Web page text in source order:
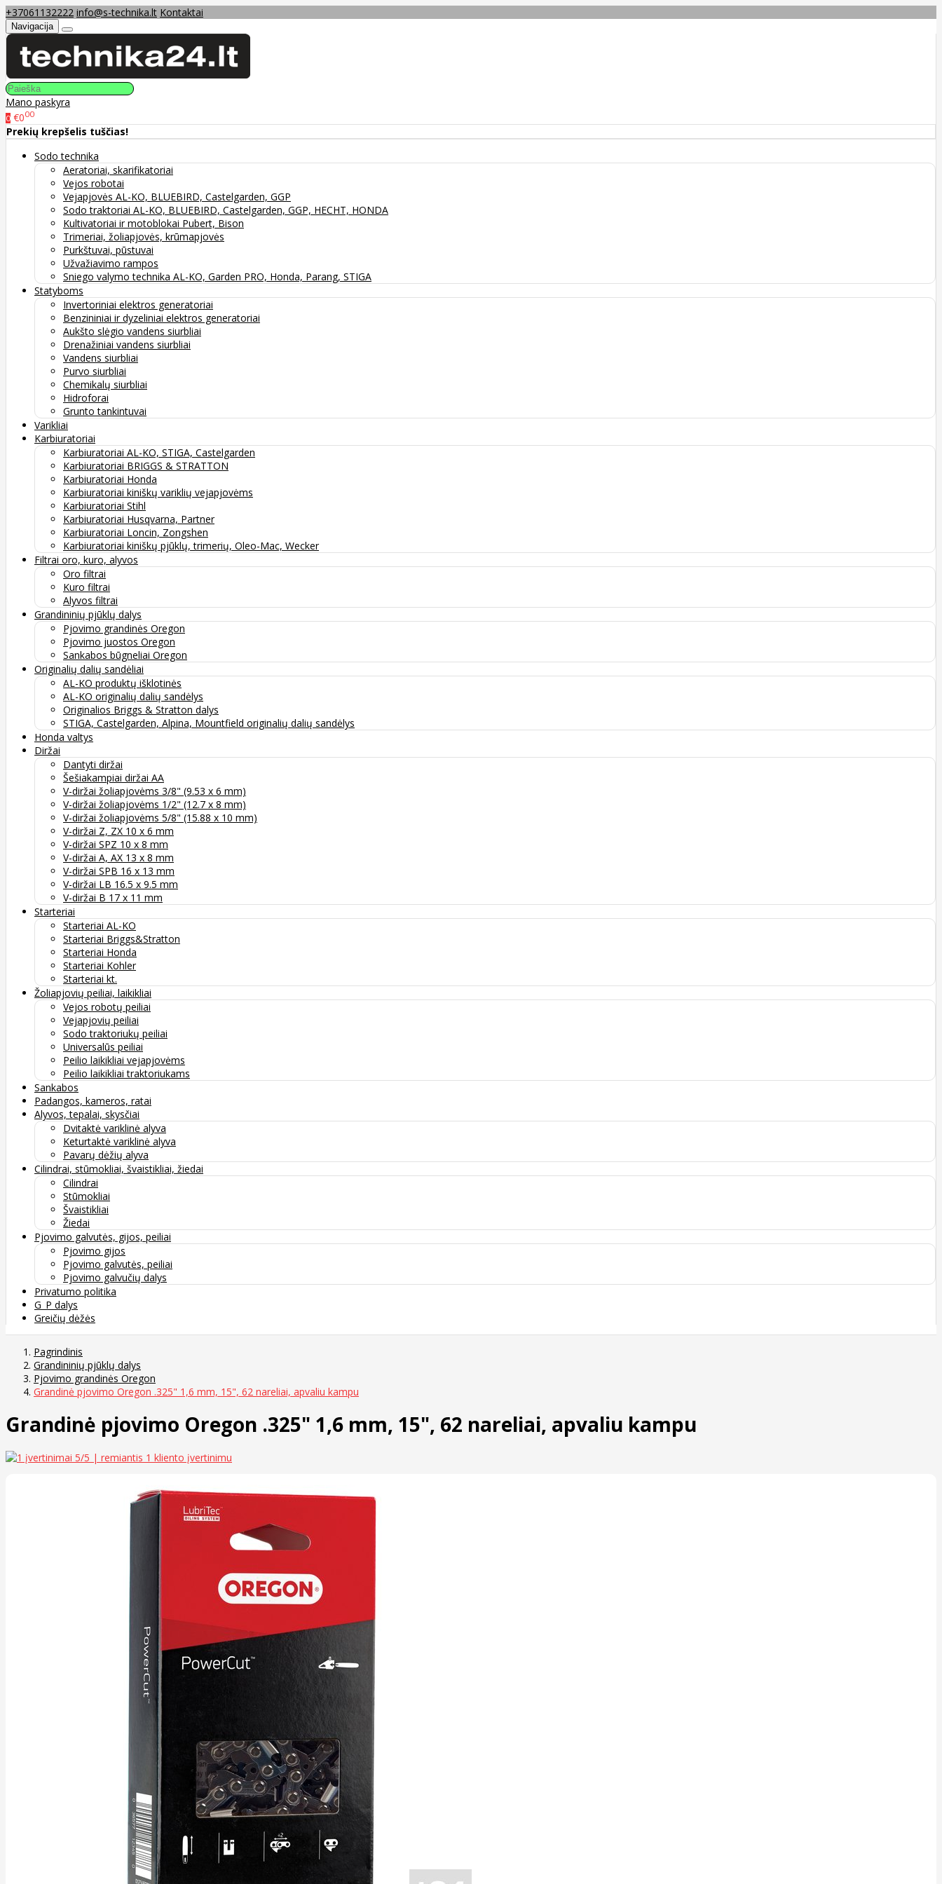
+37061132222 info@s-technika.lt Kontaktai
Navigacija
Mano paskyra
0 €000
Prekių krepšelis tuščias!
Sodo technika
Aeratoriai, skarifikatoriai
Vejos robotai
Vejapjovės AL-KO, BLUEBIRD, Castelgarden, GGP
Sodo traktoriai AL-KO, BLUEBIRD, Castelgarden, GGP, HECHT, HONDA
Kultivatoriai ir motoblokai Pubert, Bison
Trimeriai, žoliapjovės, krūmapjovės
Purkštuvai, pūstuvai
Užvažiavimo rampos
Sniego valymo technika AL-KO, Garden PRO, Honda, Parang, STIGA
Statyboms
Invertoriniai elektros generatoriai
Benzininiai ir dyzeliniai elektros generatoriai
Aukšto slėgio vandens siurbliai
Drenažiniai vandens siurbliai
Vandens siurbliai
Purvo siurbliai
Chemikalų siurbliai
Hidroforai
Grunto tankintuvai
Varikliai
Karbiuratoriai
Karbiuratoriai AL-KO, STIGA, Castelgarden
Karbiuratoriai BRIGGS & STRATTON
Karbiuratoriai Honda
Karbiuratoriai kiniškų variklių vejapjovėms
Karbiuratoriai Stihl
Karbiuratoriai Husqvarna, Partner
Karbiuratoriai Loncin, Zongshen
Karbiuratoriai kiniškų pjūklų, trimerių, Oleo-Mac, Wecker
Filtrai oro, kuro, alyvos
Oro filtrai
Kuro filtrai
Alyvos filtrai
Grandininių pjūklų dalys
Pjovimo grandinės Oregon
Pjovimo juostos Oregon
Sankabos būgneliai Oregon
Originalių dalių sandėliai
AL-KO produktų išklotinės
AL-KO originalių dalių sandėlys
Originalios Briggs & Stratton dalys
STIGA, Castelgarden, Alpina, Mountfield originalių dalių sandėlys
Honda valtys
Diržai
Dantyti diržai
Šešiakampiai diržai AA
V-diržai žoliapjovėms 3/8" (9.53 x 6 mm)
V-diržai žoliapjovėms 1/2" (12.7 x 8 mm)
V-diržai žoliapjovėms 5/8" (15.88 x 10 mm)
V-diržai Z, ZX 10 x 6 mm
V-diržai SPZ 10 x 8 mm
V-diržai A, AX 13 x 8 mm
V-diržai SPB 16 x 13 mm
V-diržai LB 16.5 x 9.5 mm
V-diržai B 17 x 11 mm
Starteriai
Starteriai AL-KO
Starteriai Briggs&Stratton
Starteriai Honda
Starteriai Kohler
Starteriai kt.
Žoliapjovių peiliai, laikikliai
Vejos robotų peiliai
Vejapjovių peiliai
Sodo traktoriukų peiliai
Universalūs peiliai
Peilio laikikliai vejapjovėms
Peilio laikikliai traktoriukams
Sankabos
Padangos, kameros, ratai
Alyvos, tepalai, skysčiai
Dvitaktė variklinė alyva
Keturtaktė variklinė alyva
Pavarų dėžių alyva
Cilindrai, stūmokliai, švaistikliai, žiedai
Cilindrai
Stūmokliai
Švaistikliai
Žiedai
Pjovimo galvutės, gijos, peiliai
Pjovimo gijos
Pjovimo galvutės, peiliai
Pjovimo galvučių dalys
Privatumo politika
G_P dalys
Greičių dėžės
Pagrindinis
Grandininių pjūklų dalys
Pjovimo grandinės Oregon
Grandinė pjovimo Oregon .325" 1,6 mm, 15", 62 nareliai, apvaliu kampu
Grandinė pjovimo Oregon .325" 1,6 mm, 15", 62 nareliai, apvaliu kampu
5/5 | remiantis 1 kliento įvertinimu